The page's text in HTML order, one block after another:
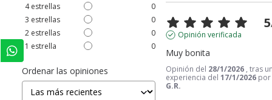
4estrellas
0
3 estrellas
0
2 estrellas
0
1 estrella 0
Ordenar las opiniones
5
Opinión verificada
Muy bonita
Opinión del 28/1/2026 , tras
experiencia del17/1/2026 por
G.R.